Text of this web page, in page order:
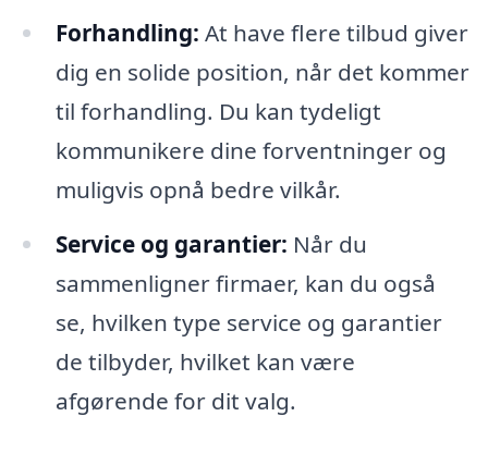
Forhandling: At have flere tilbud giver
dig en solide position, når det kommer
til forhandling. Du kan tydeligt
kommunikere dine forventninger og
muligvis opnå bedre vilkår.
Service og garantier: Når du
sammenligner firmaer, kan du også
se, hvilken type service og garantier
de tilbyder, hvilket kan være
afgørende for dit valg.